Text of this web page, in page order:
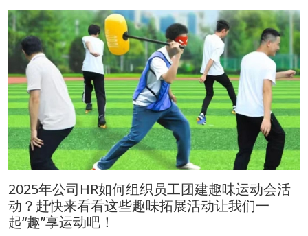
2025年公司HR如何组织员工团建趣味运动会活
动？赶快来看看这些趣味拓展活动让我们一
起“趣”享运动吧！